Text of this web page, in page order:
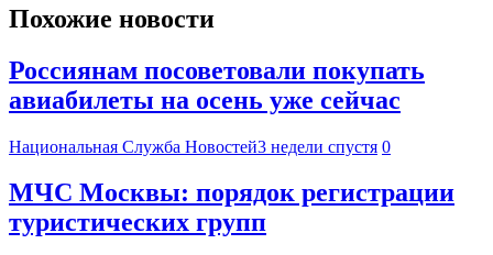
Похожие новости
Россиянам посоветовали покупать
авиабилеты на осень уже сейчас
Национальная Служба Новостей3 недели спустя 0
МЧС Москвы: порядок регистрации
туристических групп